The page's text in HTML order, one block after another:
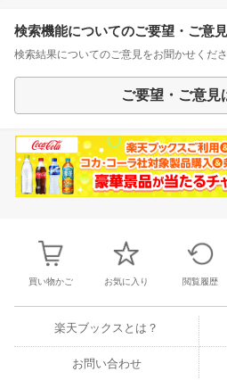
検索機能についてのご要望・ご意見
検索結果についてのご意見をお聞かせくださ
ご要望・ご意見
買い物かご お気に入り 閲覧履歴
楽天ブックスとは？
お問い合わせ